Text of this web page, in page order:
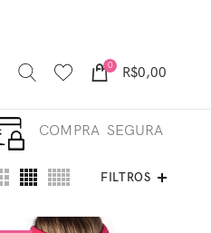
0 R$0,00
COMPRA SEGURA
FILTROS